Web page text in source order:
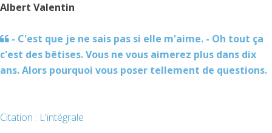
Albert Valentin
- C'est que je ne sais pas si elle m'aime. - Oh tout ça
c'est des bêtises. Vous ne vous aimerez plus dans dix
ans. Alors pourquoi vous poser tellement de questions.
Citation : L'intégrale